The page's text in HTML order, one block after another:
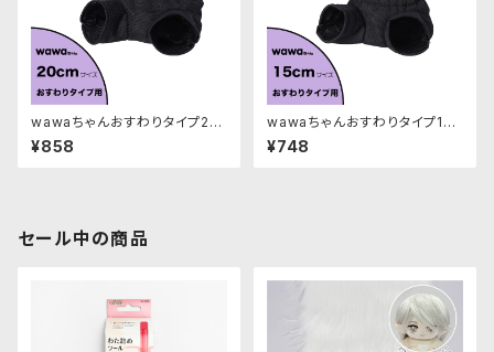
wawaちゃんおすわりタイプ20
cm専用ズボン｜清原株式会社
¥858
wawaちゃんおすわりタイプ15c
m専用ズボン｜清原株式会社
¥748
セール中の商品